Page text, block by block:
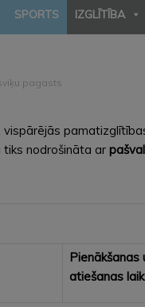
SPORTS IZGLĪTĪBA
pagasts
nodrošināta ar
Pienākšanas
atiešanas